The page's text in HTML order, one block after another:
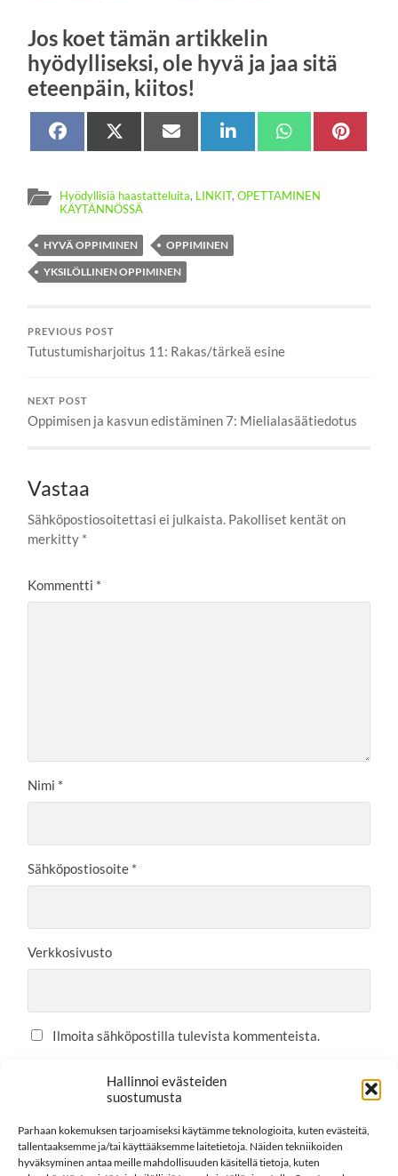
Hallinnoi evästeiden
suostumusta
Parhaan kokemuksen tarjoamiseksi käytämme teknologioita, kuten evästeitä,
tallentaaksemme ja/tai käyttääksemme laitetietoja. Näiden tekniikoiden
hyväksyminen antaa meille mahdollisuuden käsitellä tietoja, kuten
Jos koet tämän artikkelin
hyödylliseksi, ole hyvä ja jaa sitä
eteenpäin, kiitos!
Share
Facebook
Share
Share
Sähköposti Share
LinkedIn
Share
WhatsApp
Hyödyllisiä haastatteluita, LINKIT,OPETTAMINEN
KÄYTÄNNÖSSÄ
HYVÄ OPPIMINEN
OPPIMINEN
YKSILÖLLINEN OPPIMINEN
PREVIOUS POST
Tutustumisharjoitus 11: Rakas/tärkeä esine
NEXT POST
Oppimisen ja kasvun edistäminen 7: Mielialasäätiedotus
Vastaa
Sähköpostiosoitettasi ei julkaista. Pakolliset kentät on
merkitty *
Kommentti *
Nimi *
Sähköpostiosoite *
Verkkosivusto
Ilmoita sähköpostilla tulevista kommenteista.
This site uses Akismet to reduce spam.Learn how your
comment data is processed.